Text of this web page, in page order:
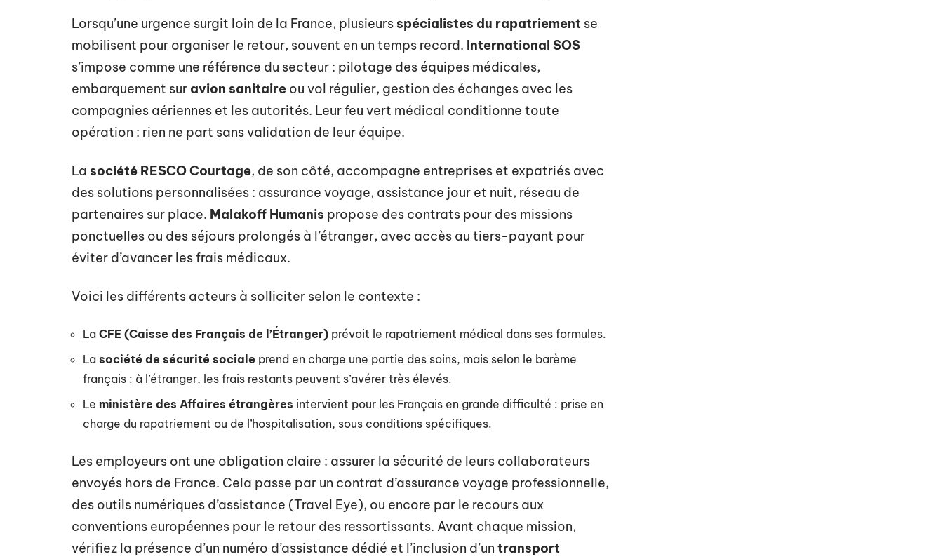
Lorsqu’une urgence surgit loin de la France, plusieurs spécialistes du rapatriement se
mobilisent pour organiser le retour, souvent en un temps record. International SOS
s’impose comme une référence du secteur : pilotage des équipes médicales,
embarquement sur avion sanitaire ou vol régulier, gestion des échanges avec les
compagnies aériennes et les autorités. Leur feu vert médical conditionne toute
opération : rien ne part sans validation de leur équipe.
La société RESCO Courtage, de son côté, accompagne entreprises et expatriés avec
des solutions personnalisées : assurance voyage, assistance jour et nuit, réseau de
partenaires sur place. Malakoff Humanis propose des contrats pour des missions
ponctuelles ou des séjours prolongés à l’étranger, avec accès au tiers-payant pour
éviter d’avancer les frais médicaux.
Voici les différents acteurs à solliciter selon le contexte :
La CFE (Caisse des Français de l’Étranger) prévoit le rapatriement médical dans ses formules.
La société de sécurité sociale prend en charge une partie des soins, mais selon le barème
français : à l’étranger, les frais restants peuvent s’avérer très élevés.
Le ministère des Affaires étrangères intervient pour les Français en grande difficulté : prise en
charge du rapatriement ou de l’hospitalisation, sous conditions spécifiques.
Les employeurs ont une obligation claire : assurer la sécurité de leurs collaborateurs
envoyés hors de France. Cela passe par un contrat d’assurance voyage professionnelle,
des outils numériques d’assistance (Travel Eye), ou encore par le recours aux
conventions européennes pour le retour des ressortissants. Avant chaque mission,
vérifiez la présence d’un numéro d’assistance dédié et l’inclusion d’un transport